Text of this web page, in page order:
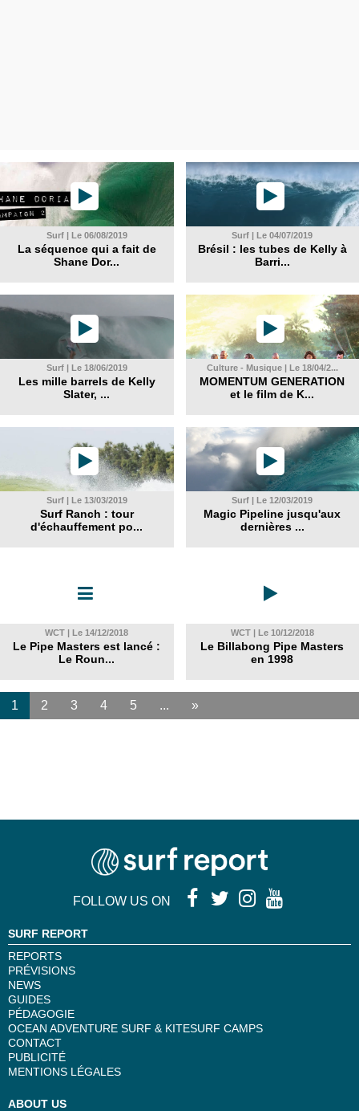
Surf | Le 06/08/2019
La séquence qui a fait de
Shane Dor...
Surf | Le 04/07/2019
Brésil : les tubes de Kelly à
Barri...
Surf | Le 18/06/2019
Les mille barrels de Kelly
Slater, ...
Culture - Musique | Le 18/04/2...
MOMENTUM GENERATION
et le film de K...
Surf | Le 13/03/2019
Surf Ranch : tour
d'échauffement po...
Surf | Le 12/03/2019
Magic Pipeline jusqu'aux
dernières ...
WCT | Le 14/12/2018
Le Pipe Masters est lancé :
Le Roun...
WCT | Le 10/12/2018
Le Billabong Pipe Masters
en 1998
1 2 3 4 5 ... »
FOLLOW US ON
SURF REPORT
REPORTS
PRÉVISIONS
NEWS
GUIDES
PÉDAGOGIE
OCEAN ADVENTURE SURF & KITESURF CAMPS
CONTACT
PUBLICITÉ
MENTIONS LÉGALES
ABOUT US